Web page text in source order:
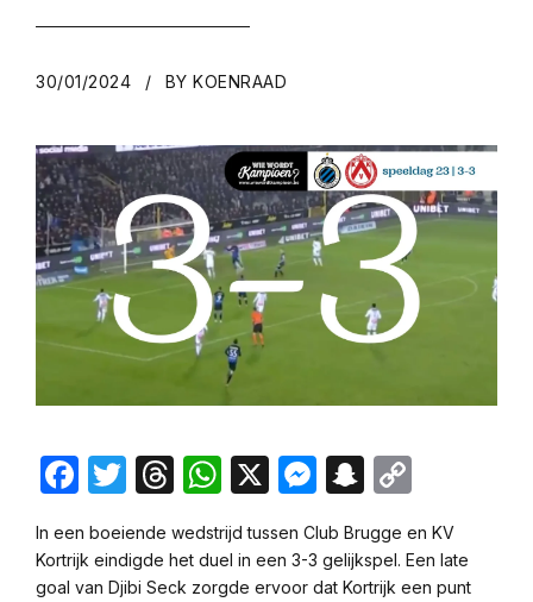
30/01/2024 BY KOENRAAD
Facebook
Twitter
Threads
WhatsApp
X Messenger
Snapchat
In een boeiende wedstrijd tussen Club Brugge en KV
Kortrijk eindigde het duel in een 3-3 gelijkspel. Een late
goal van Djibi Seck zorgde ervoor dat Kortrijk een punt